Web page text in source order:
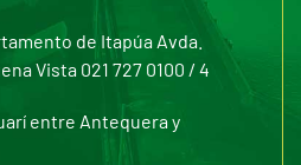
de Itapúa Avda.
Vista 021 727 0100 / 4
entre Antequera y